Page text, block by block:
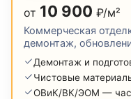
от 10 900 ₽/м²
Коммерческая
демонтаж,
Демонтаж и
Чистовые
ОВиК/ВК/ЭОМ —